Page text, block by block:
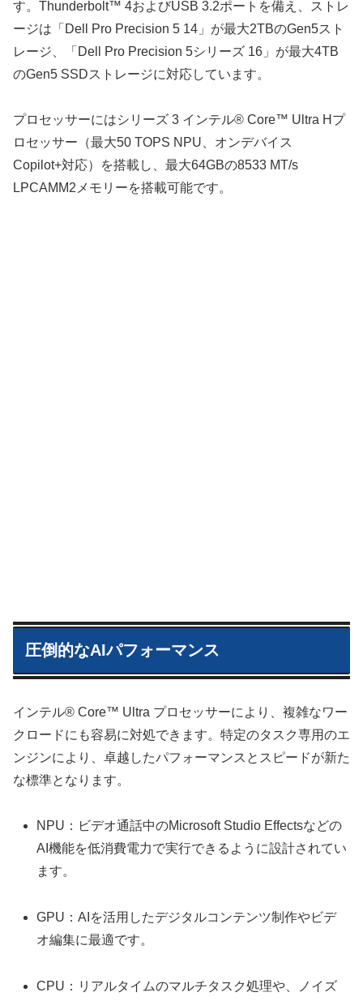
す。Thunderbolt™ 4およびUSB 3.2ポートを備え、ストレ
ージは「Dell Pro Precision 5 14」が最大2TBのGen5スト
レージ、「Dell Pro Precision 5シリーズ 16」が最大4TB
のGen5 SSDストレージに対応しています。
プロセッサーにはシリーズ 3 インテル® Core™ Ultra Hプ
ロセッサー（最大50 TOPS NPU、オンデバイス
Copilot+対応）を搭載し、最大64GBの8533 MT/s
LPCAMM2メモリーを搭載可能です。
圧倒的なAIパフォーマンス
インテル® Core™ Ultra プロセッサーにより、複雑なワー
クロードにも容易に対処できます。特定のタスク専用のエ
ンジンにより、卓越したパフォーマンスとスピードが新た
な標準となります。
NPU：ビデオ通話中のMicrosoft Studio Effectsなどの
AI機能を低消費電力で実行できるように設計されてい
ます。
GPU：AIを活用したデジタルコンテンツ制作やビデ
オ編集に最適です。
CPU：リアルタイムのマルチタスク処理や、ノイズ